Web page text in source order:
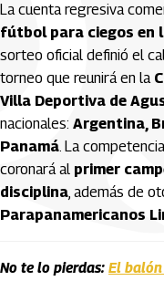
La cuenta regresiva
fútbol para ciegos en
sorteo oficial definió el
torneo que reunirá en la
Villa Deportiva de
nacionales: Argentina,
Panamá. La
coronará al primer
disciplina, además de
Parapanamericanos
No te lo pierdas: El